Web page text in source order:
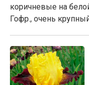
коричневые на
Гофр., очень